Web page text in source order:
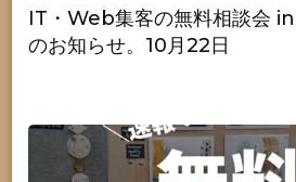
IT・Web集客の無料相談会
のお知らせ。10月22日